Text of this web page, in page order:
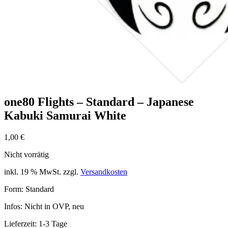
one80 Flights – Standard – Japanese
Kabuki Samurai White
1,00 €
Nicht vorrätig
inkl. 19 % MwSt. zzgl. Versandkosten
Form: Standard
Infos: Nicht in OVP, neu
Lieferzeit: 1-3 Tage